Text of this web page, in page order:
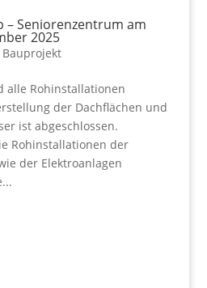
– Seniorenzentrum am
2025
Bauprojekt
alle Rohinstallationen
der Dachflächen und
ist abgeschlossen.
Rohinstallationen der
der Elektroanlagen